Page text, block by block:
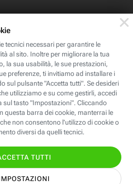
futuro
P.IVA 12878470157
Modifica